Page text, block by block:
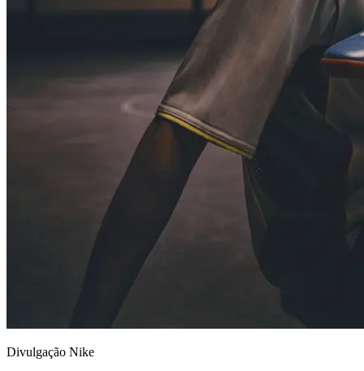
Divulgação Nike